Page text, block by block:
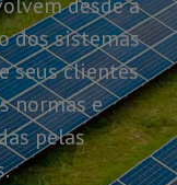
dos sistemas
seus clientes
normas e
pelas